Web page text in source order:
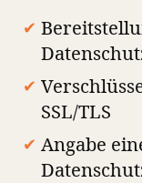
SSL/TLS
Angabe